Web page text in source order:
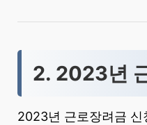
2. 2023년
2023년 근로장려금 신